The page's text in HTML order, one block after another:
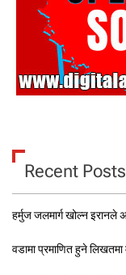
Recent Posts
हर्मुज जलमार्ग खोल्न इरानले
वडामा प्रमाणित हुने